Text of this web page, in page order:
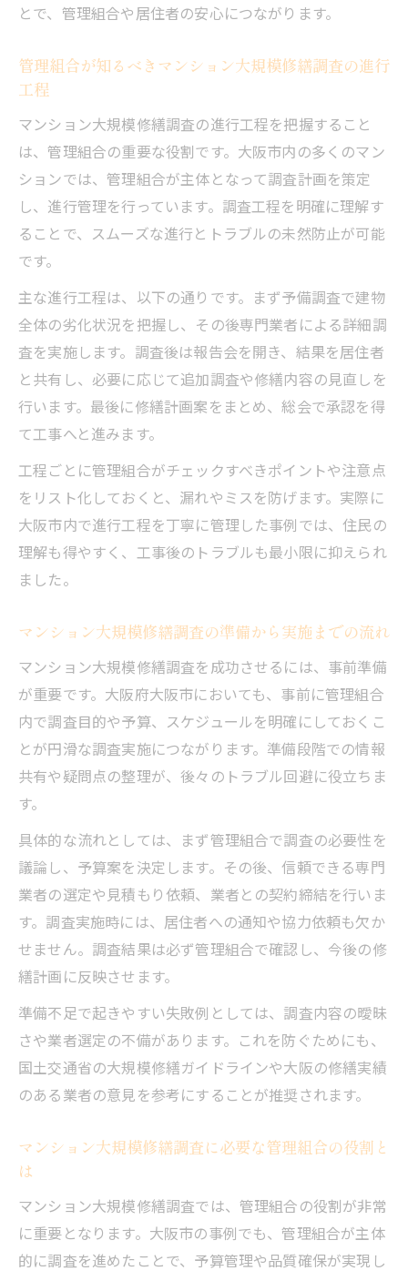
とで、管理組合や居住者の安心につながります。
管理組合が知るべきマンション大規模修繕調査の進行
工程
マンション大規模修繕調査の進行工程を把握すること
は、管理組合の重要な役割です。大阪市内の多くのマン
ションでは、管理組合が主体となって調査計画を策定
し、進行管理を行っています。調査工程を明確に理解す
ることで、スムーズな進行とトラブルの未然防止が可能
です。
主な進行工程は、以下の通りです。まず予備調査で建物
全体の劣化状況を把握し、その後専門業者による詳細調
査を実施します。調査後は報告会を開き、結果を居住者
と共有し、必要に応じて追加調査や修繕内容の見直しを
行います。最後に修繕計画案をまとめ、総会で承認を得
て工事へと進みます。
工程ごとに管理組合がチェックすべきポイントや注意点
をリスト化しておくと、漏れやミスを防げます。実際に
大阪市内で進行工程を丁寧に管理した事例では、住民の
理解も得やすく、工事後のトラブルも最小限に抑えられ
ました。
マンション大規模修繕調査の準備から実施までの流れ
マンション大規模修繕調査を成功させるには、事前準備
が重要です。大阪府大阪市においても、事前に管理組合
内で調査目的や予算、スケジュールを明確にしておくこ
とが円滑な調査実施につながります。準備段階での情報
共有や疑問点の整理が、後々のトラブル回避に役立ちま
す。
具体的な流れとしては、まず管理組合で調査の必要性を
議論し、予算案を決定します。その後、信頼できる専門
業者の選定や見積もり依頼、業者との契約締結を行いま
す。調査実施時には、居住者への通知や協力依頼も欠か
せません。調査結果は必ず管理組合で確認し、今後の修
繕計画に反映させます。
準備不足で起きやすい失敗例としては、調査内容の曖昧
さや業者選定の不備があります。これを防ぐためにも、
国土交通省の大規模修繕ガイドラインや大阪の修繕実績
のある業者の意見を参考にすることが推奨されます。
マンション大規模修繕調査に必要な管理組合の役割と
は
マンション大規模修繕調査では、管理組合の役割が非常
に重要となります。大阪市の事例でも、管理組合が主体
的に調査を進めたことで、予算管理や品質確保が実現し